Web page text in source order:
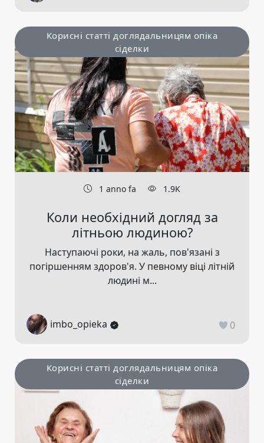
Корисні статті доглядальницям опіка
сіделки
1 anno fa 1.9K
Коли необхідний догляд за
літньою людиною?
Наступаючі роки, на жаль, пов'язані з
погіршенням здоров'я. У певному віці літній
людині м...
imbo_opieka 0
Корисні статті доглядальницям опіка
сіделки